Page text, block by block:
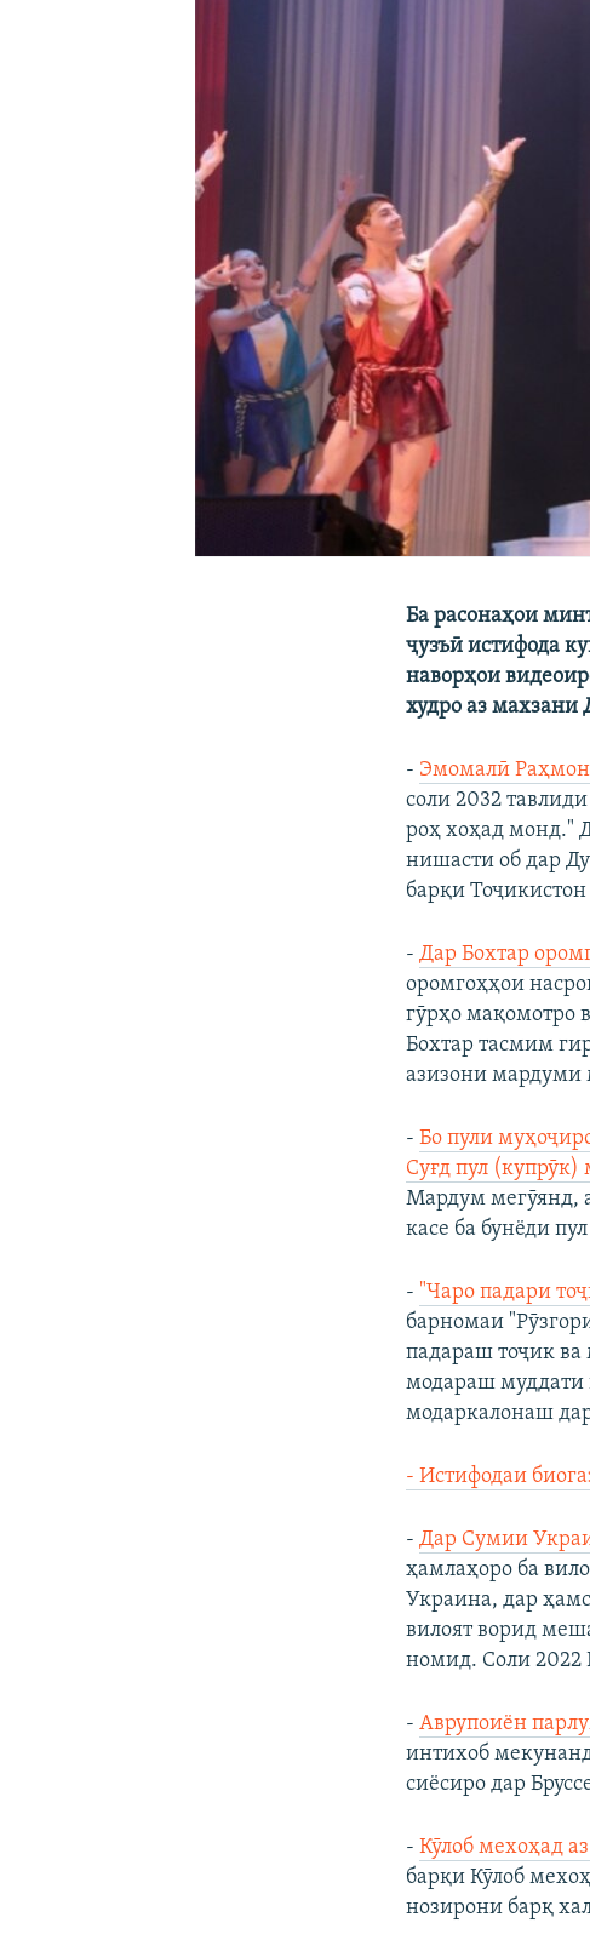
Ба расонаҳои
ҷузъӣ истифода
наворҳои
худро аз махзани
- Эмомалӣ Раҳмон
соли 2032
роҳ хоҳад монд."
нишасти об дар
барқи
-Дар Бохтар
оромгоҳҳои
гӯрҳо мақомотро
Бохтар тасмим
азизони мардуми
-Бо пули
Суғд пул (купрӯк)
Мардум мегӯянд,
касе ба бунёди
- "Чаро падари
барномаи
падараш тоҷик
модараш муддати
модаркалонаш
- Истифодаи
-Дар Сумии
ҳамлаҳоро ба
Украина, дар
вилоят ворид
номид. Соли 2022
-Аврупоиён
интихоб
сиёсиро дар
-Кӯлоб мехоҳад
барқи Кӯлоб
нозирони барқ